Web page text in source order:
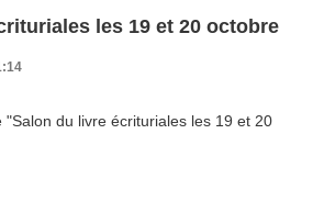
les 19 et 20 octobre